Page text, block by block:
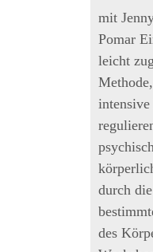
mit
Pomar
leicht
durch
des